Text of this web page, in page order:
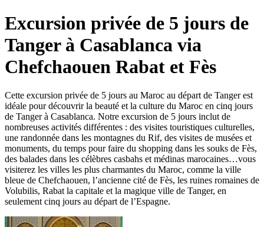
Excursion privée de 5 jours de
Tanger à Casablanca via
Chefchaouen Rabat et Fès
Cette excursion privée de 5 jours au Maroc au départ de Tanger est
idéale pour découvrir la beauté et la culture du Maroc en cinq jours
de Tanger à Casablanca. Notre excursion de 5 jours inclut de
nombreuses activités différentes : des visites touristiques culturelles,
une randonnée dans les montagnes du Rif, des visites de musées et
monuments, du temps pour faire du shopping dans les souks de Fès,
des balades dans les célèbres casbahs et médinas marocaines…vous
visiterez les villes les plus charmantes du Maroc, comme la ville
bleue de Chefchaouen, l’ancienne cité de Fès, les ruines romaines de
Volubilis, Rabat la capitale et la magique ville de Tanger, en
seulement cinq jours au départ de l’Espagne.